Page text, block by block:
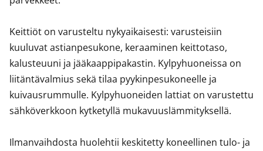
Keittiöt on varusteltu nykyaikaisesti: varusteisiin
kuuluvat astianpesukone, keraaminen keittotaso,
kalusteuuni ja jääkaappipakastin. Kylpyhuoneissa on
liitäntävalmius sekä tilaa pyykinpesukoneelle ja
kuivausrummulle. Kylpyhuoneiden lattiat on varustettu
sähköverkkoon kytketyllä mukavuuslämmityksellä.
Ilmanvaihdosta huolehtii keskitetty koneellinen tulo- ja